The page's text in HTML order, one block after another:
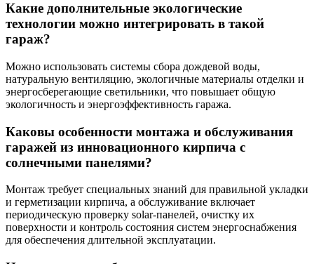
Какие дополнительные экологические
технологии можно интегрировать в такой
гараж?
Можно использовать системы сбора дождевой воды,
натуральную вентиляцию, экологичные материалы отделки и
энергосберегающие светильники, что повышает общую
экологичность и энергоэффективность гаража.
Каковы особенности монтажа и обслуживания
гаражей из инновационного кирпича с
солнечными панелями?
Монтаж требует специальных знаний для правильной укладки
и герметизации кирпича, а обслуживание включает
периодическую проверку solar-панелей, очистку их
поверхности и контроль состояния систем энергоснабжения
для обеспечения длительной эксплуатации.